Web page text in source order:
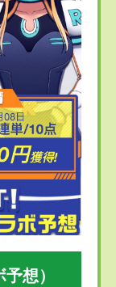
想）